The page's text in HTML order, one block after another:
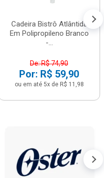
Cadeira Bistrô Atlântida
Em Polipropileno Branco
-...
De: R$ 74,90
Por: R$ 59,90
ou em até 5x de R$ 11,98